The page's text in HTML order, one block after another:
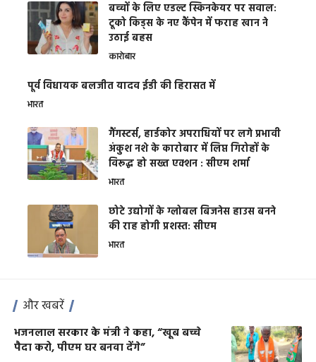
बच्चों के लिए एडल्ट स्किनकेयर पर सवाल:
टूको किड्स के नए कैंपेन में फराह खान ने
उठाई बहस
कारोबार
पूर्व विधायक बलजीत यादव ईडी की हिरासत में
भारत
गैंगस्टर्स, हार्डकोर अपराधियों पर लगे प्रभावी
अंकुश नशे के कारोबार में लिप्त गिरोहों के
विरूद्ध हो सख्त एक्शन : सीएम शर्मा
भारत
छोटे उद्योगों के ग्लोबल बिजनेस हाउस बनने
की राह होगी प्रशस्त: सीएम
भारत
और खबरें
भजनलाल सरकार के मंत्री ने कहा, “खूब बच्चे
पैदा करो, पीएम घर बनवा देंगे”